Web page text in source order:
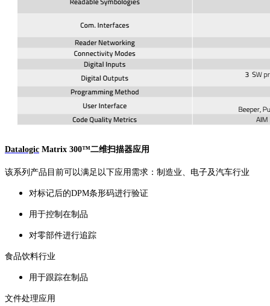
Datalogic Matrix 300™二维扫描器应用
该系列产品目前可以满足以下应用需求：制造业、电子及汽车行业
对标记后的DPM条形码进行验证
用于控制在制品
对零部件进行追踪
食品饮料行业
用于跟踪在制品
文件处理应用